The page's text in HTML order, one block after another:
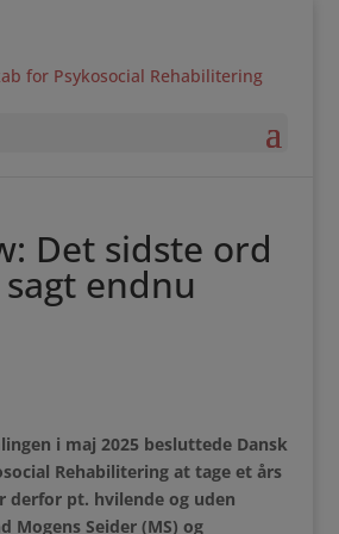
Det sidste ord
endnu
i maj 2025 besluttede Dansk
Rehabilitering at tage et års
derfor pt. hvilende og uden
Mogens Seider (MS) og